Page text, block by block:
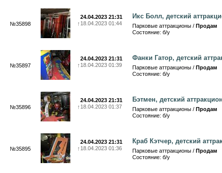
№35898
24.04.2023 21:31
↑ 18.04.2023 01:44
Икс Болл, детский
Парковые аттракционы / Продам
Состояние: б/у
№35897
24.04.2023 21:31
↑ 18.04.2023 01:39
Фанки Гатор, детский
Парковые аттракционы / Продам
Состояние: б/у
№35896
24.04.2023 21:31
↑ 18.04.2023 01:37
Бэтмен, детский
Парковые аттракционы / Продам
Состояние: б/у
№35895
24.04.2023 21:31
↑ 18.04.2023 01:36
Краб Кэтчер, детский
Парковые аттракционы / Продам
Состояние: б/у